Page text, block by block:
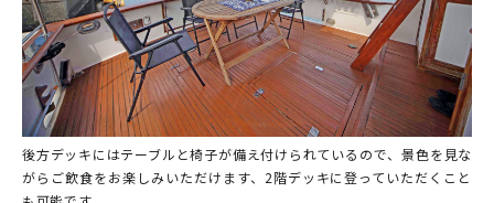
後方デッキにはテーブルと椅子が備え付けられているので、景色を見な
がらご飲食をお楽しみいただけます、2階デッキに登っていただくこと